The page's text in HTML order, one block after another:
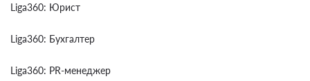
Liga360: Юрист
Liga360: Бухгалтер
Liga360: PR-менеджер